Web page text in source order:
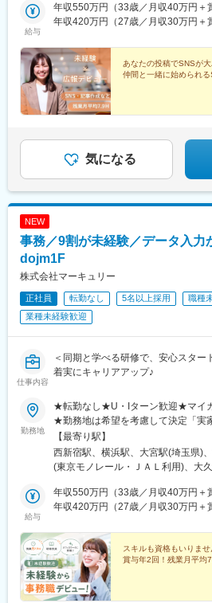
山駅前駅、市役所前駅(愛媛県)、片
所前駅、新宿御苑前駅、要町駅、京
工機前駅、中央前橋駅、西桐生駅、
曽根田駅、近鉄名古屋駅、大須観音
第一通り駅、新西金沢駅、西松本駅
市駅、上栄町駅、大阪梅田駅(阪神線
駅、浅香駅、神戸駅(兵庫県)、三宮
園駅(福岡県)、西鉄福岡駅、五島町
駅、谷山駅(指宿枕崎線)、美栄橋駅
港第２ターミナル駅(東京モノレー
駅、電鉄富山駅、末広町駅(富山県)
(神戸市営)、阪神国道駅、畝傍駅、
橋通駅、上塩屋駅、旭橋駅
南関東：東京・神奈川・埼玉・千葉
川・新潟・長野・富山・福井・三重
香川・愛媛■九州：福岡・長崎・大
亀島駅、新浜松駅、新潟駅、新静岡
駅、長野駅、電気ビル前駅、福井駅
神南駅、眉山ロープウェイ山麓駅、
駅、渋谷駅、新宿駅、新宿三丁目駅
駅、八王子駅、立川駅、新横浜駅、
藤沢駅、海老名駅(相模線)、浦和駅
上尾駅、新座駅、熊谷駅、春日部駅
駅、伊勢崎駅、前橋駅、世良田駅、
幌駅、函館駅、小樽駅、千歳駅(北
駅、久慈駅、水沢駅、秋田駅、横手
古川駅、気仙沼駅、蔵王駅、山形駅
(福島県)、いわき駅、会津若松駅、
岡県)、大場駅、西金沢駅、松任駅、
田駅、白山駅(新潟県)、新津駅、燕
址大名町駅、水居駅、丸岡駅、岐阜
垣駅、津駅、近鉄四日市駅、津新町
駅(滋賀県)、大津駅、南草津駅、彦
駅(地下鉄)、布施駅、堺市駅、ハー
駅(ＪＲ線)、手柄駅、奈良駅、近鉄
木駅、和歌山駅、和歌山市駅、後藤
駅、出雲市駅、山口駅(山口県)、下
橋駅、南行橋駅、長崎駅(長崎県)、
西大分駅、熊本駅、南宮崎駅、都城
市電)、那覇空港駅(鉄道)、県庁前駅
前駅、神奈川駅、羽田空港第１・第
保駅、さっぽろ駅、広瀬通駅、宇都
山駅前駅、市役所前駅(愛媛県)、片
所前駅、新宿御苑前駅、要町駅、京
工機前駅、中央前橋駅、西桐生駅、
曽根田駅、近鉄名古屋駅、大須観音
第一通り駅、新西金沢駅、西松本駅
市駅、上栄町駅、大阪梅田駅(阪神線
駅、浅香駅、神戸駅(兵庫県)、三宮
給与
年収550万円（33歳／月収40万円＋
年収420万円（27歳／月収30万円＋
あなたの投稿でSNSが
仲間と一緒に始められ
気になる
NEW
事務／9割が未経験／データ入力
dojm1F
株式会社マーキュリー
正社員 転勤なし 5名以上採用
職種
業種未経験歓迎
仕事内容
＜同期と学べる研修で、安心スター
着実にキャリアアップ♪
勤務地
★転勤なし★U・Iターン歓迎★マイ
★勤務地は希望を考慮して決定「実
生活圏を変えたくない」そんな希望
の就職・転職も応援します！生活ス
アを変えたいという相談も可能です
南関東：東京・神奈川・埼玉・千葉
川・新潟・長野・富山・福井・三重
香川・愛媛■九州：福岡・長崎・大
【最寄り駅】
西新宿駅、横浜駅、大宮駅(埼玉県)
(東京モノレール・ＪＡＬ利用)、大
亀島駅、新浜松駅、新潟駅、新静岡
駅、長野駅、電気ビル前駅、福井駅
神南駅、眉山ロープウェイ山麓駅、
駅、渋谷駅、新宿駅、新宿三丁目駅
駅、八王子駅、立川駅、新横浜駅、
藤沢駅、海老名駅(相模線)、浦和駅
上尾駅、新座駅、熊谷駅、春日部駅
給与
年収550万円（33歳／月収40万円＋
年収420万円（27歳／月収30万円＋
スキルも資格もいりま
賞与年2回！残業月平均